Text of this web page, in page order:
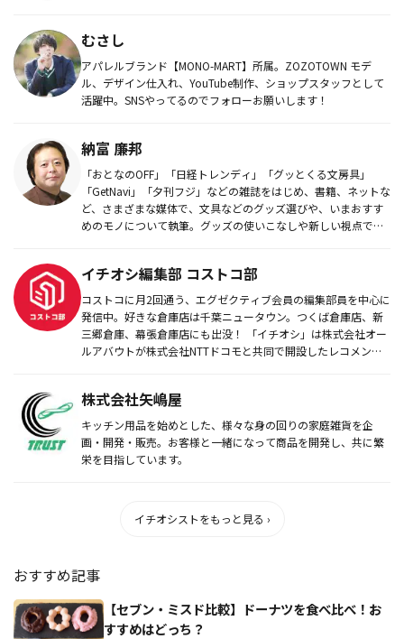
むさし
アパレルブランド【MONO-MART】所属。ZOZOTOWN モデ
ル、デザイン仕入れ、YouTube制作、ショップスタッフとして
活躍中。SNSやってるのでフォローお願いします！
納富 廉邦
「おとなのOFF」「日経トレンディ」「グッとくる文房具」
「GetNavi」「夕刊フジ」などの雑誌をはじめ、書籍、ネットな
ど、さまざまな媒体で、文具などのグッズ選びや、いまおすす
めのモノについて執筆。グッズの使いこなしや新しい視点での
イチオシ編集部 コストコ部
コストコに月2回通う、エグゼクティブ会員の編集部員を中心に
発信中。好きな倉庫店は千葉ニュータウン。つくば倉庫店、新
三郷倉庫、幕張倉庫店にも出没！ 「イチオシ」は株式会社オー
ルアバウトが株式会社NTTドコモと共同で開設したレコメンド
株式会社矢嶋屋
キッチン用品を始めとした、様々な身の回りの家庭雑貨を企
画・開発・販売。お客様と一緒になって商品を開発し、共に繁
栄を目指しています。
イチオシストをもっと見る ›
おすすめ記事
【セブン・ミスド比較】ドーナツを食べ比べ！お
すすめはどっち？